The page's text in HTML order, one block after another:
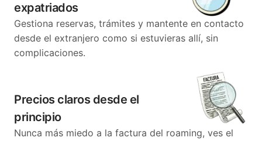
expatriados
Gestiona reservas, trámites y mantente en contacto
desde el extranjero como si estuvieras allí, sin
complicaciones.
Precios claros desde el
principio
Nunca más miedo a la factura del roaming, ves el